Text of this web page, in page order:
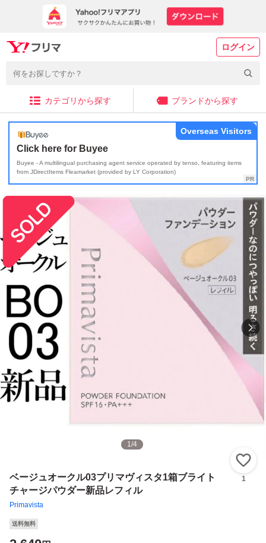
ログイン
カテゴリから探す ブランドから探す
Click here for Buyee
Buyee - A multilingual purchasing agent service operated by tenso, featuring items
from JDirectItems Fleamarket (provided by LY Corporation)
Overseas Visitors
1/4
ベージュオークル03プリマヴィスタ1箱ブライト
チャージパウダー新品レフィル
Primavista
1
送料無料